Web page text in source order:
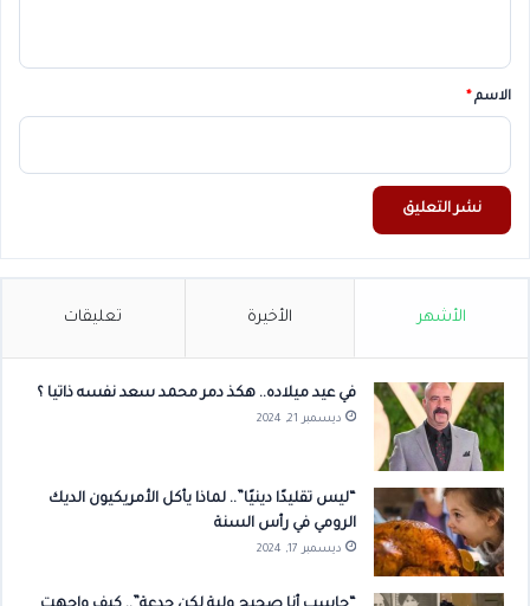
*
الاسم*
الأشهر الأخيرة تعليقات
في عيد ميلاده.. هكذ دمر محمد سعد نفسه ذاتيا ؟
ديسمبر 21, 2024
“ليس تقليدًا دينيًا”.. لماذا يأكل الأمريكيون الديك
الرومي في رأس السنة
ديسمبر 17, 2024